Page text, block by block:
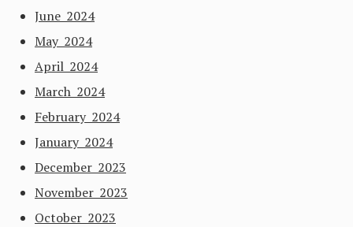
June 2024
May 2024
April 2024
March 2024
February 2024
January 2024
December 2023
November 2023
October 2023